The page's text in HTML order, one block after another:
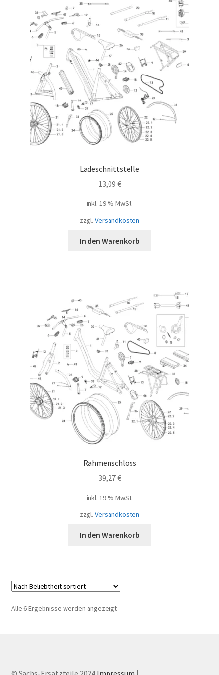
Ladeschnittstelle
13,09 €
inkl. 19 % MwSt.
zzgl. Versandkosten
In den Warenkorb
Rahmenschloss
39,27€
inkl. 19 % MwSt.
zzgl. Versandkosten
In den Warenkorb
Alle 6 Ergebnisse werden angezeigtNach